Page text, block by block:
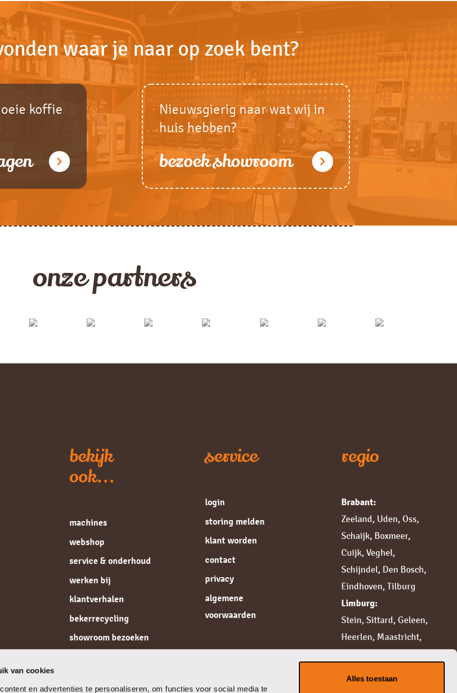
van cookies
en advertenties te personaliseren, om functies voor social media te
Alles toestaan
waar je naar op zoek bent?
koffie
Nieuwsgierig naar wat wij in
huis hebben?
bezoek showroom
onze partners
bekijk
ook...
machines
webshop
service & onderhoud
werken bij
klantverhalen
bekerrecycling
showroom bezoeken
service
login
storing melden
klant worden
contact
privacy
algemene
voorwaarden
regio
Brabant:
Zeeland, Uden, Oss,
Schaijk, Boxmeer,
Cuijk, Veghel,
Schijndel, Den Bosch,
Eindhoven,Tilburg
Limburg:
Stein,Sittard, Geleen,
Heerlen, Maastricht,